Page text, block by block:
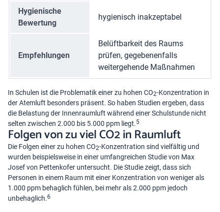
Hygienische
Bewertung
hygienisch inakzeptabel
Empfehlungen
Belüftbarkeit des Raums
prüfen, gegebenenfalls
weitergehende Maßnahmen
In Schulen ist die Problematik einer zu hohen CO2-Konzentration in
der Atemluft besonders präsent. So haben Studien ergeben, dass
die Belastung der Innenraumluft während einer Schulstunde nicht
selten zwischen 2.000 bis 5.000 ppm liegt.5
Folgen von zu viel CO2 in Raumluft
Die Folgen einer zu hohen CO2-Konzentration sind vielfältig und
wurden beispielsweise in einer umfangreichen Studie von Max
Josef von Pettenkofer untersucht. Die Studie zeigt, dass sich
Personen in einem Raum mit einer Konzentration von weniger als
1.000 ppm behaglich fühlen, bei mehr als 2.000 ppm jedoch
unbehaglich.6